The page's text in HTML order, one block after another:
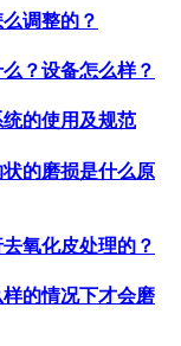
调整的？
？设备怎么样？
的使用及规范
的磨损是什么原
氧化皮处理的？
的情况下才会磨